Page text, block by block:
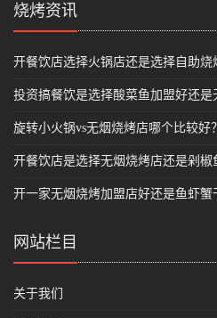
烧烤资讯
开餐饮店选择火锅店还是选择自助烧
投资搞餐饮是选择酸菜鱼加盟好还是
旋转小火锅vs无烟烧烤店哪个比较好？
开餐饮店是选择无烟烧烤店还是剁椒
开一家无烟烧烤加盟店好还是鱼虾蟹
网站栏目
关于我们